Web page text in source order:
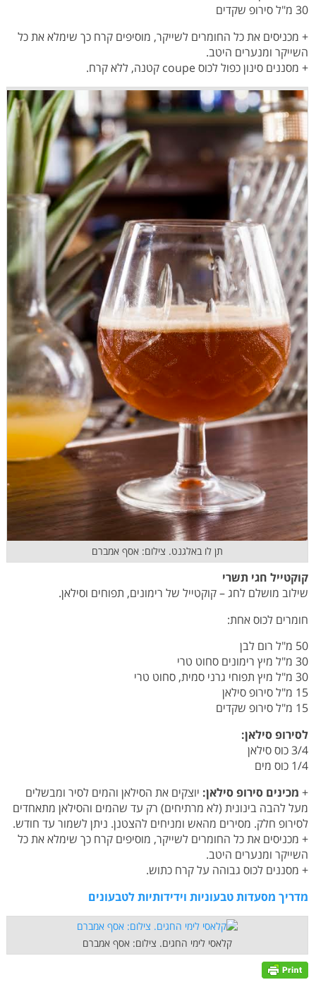
30 מ"ל סירופ שקדים
+ מכניסים את כל החומרים לשייקר, מוסיפים קרח כך שימלא את כל
השייקר ומנערים היטב.
+ מסננים סינון כפול לכוס coupe קטנה, ללא קרח.
תן לו באלגנט. צילום: אסף אמברם
קוקטייל חגי תשרי
שילוב מושלם לחג – קוקטייל של רימונים, תפוחים וסילאן.
חומרים לכוס אחת:
50 מ"ל רום לבן
30 מ"ל מיץ רימונים סחוט טרי
30 מ"ל מיץ תפוחי גרני סמית, סחוט טרי
15 מ"ל סירופ סילאן
15 מ"ל סירופ שקדים
לסירופ סילאן:
3/4 כוס סילאן
1/4 כוס מים
+ מכינים סירופ סילאן: יוצקים את הסילאן והמים לסיר ומבשלים
מעל להבה בינונית (לא מרתיחים) רק עד שהמים והסילאן מתאחדים
לסירופ חלק. מסירים מהאש ומניחים להצטנן. ניתן לשמור עד חודש.
+ מכניסים את כל החומרים לשייקר, מוסיפים קרח כך שימלא את כל
השייקר ומנערים היטב.
+ מסננים לכוס גבוהה על קרח כתוש.
מדריך מסעדות טבעוניות וידידותיות לטבעונים
קלאסי לימי החגים. צילום: אסף אמברם